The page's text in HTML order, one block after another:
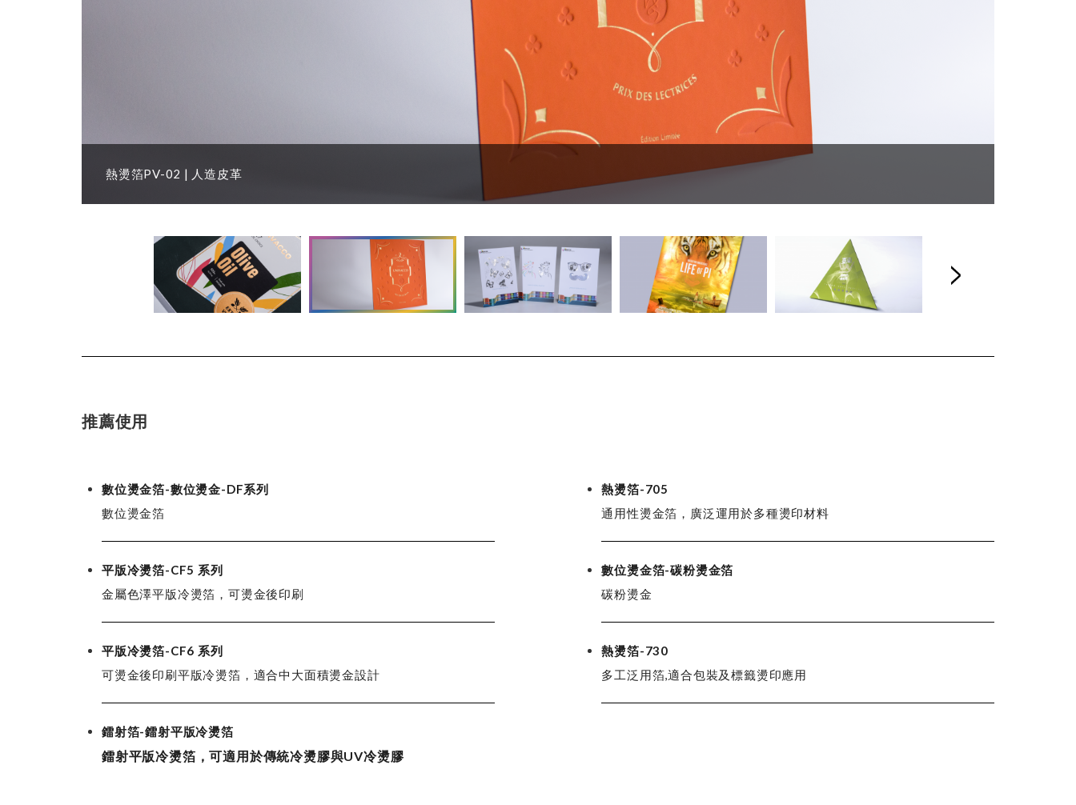
熱燙箔 | 卡片
熱燙箔PV-02 | 人造皮革
推薦使用
數位燙金箔-數位燙金-DF系列
數位燙金箔
熱燙箔-705
通用性燙金箔，廣泛運用於多種燙印材料
平版冷燙箔-CF5 系列
金屬色澤平版冷燙箔，可燙金後印刷
數位燙金箔-碳粉燙金箔
碳粉燙金
平版冷燙箔-CF6 系列
可燙金後印刷平版冷燙箔，適合中大面積燙金設計
熱燙箔-730
多工泛用箔,適合包裝及標籤燙印應用
鐳射箔-鐳射平版冷燙箔
鐳射平版冷燙箔，可適用於傳統冷燙膠與UV冷燙膠